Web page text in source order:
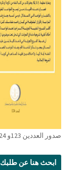
صدور العددين 123و 124 من سلسلة الأبحاث المعمقة بتاريخ 01/09/2024
ابحث هنا عن طلبك